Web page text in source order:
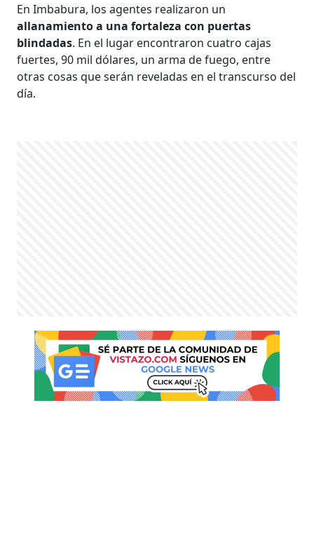
En Imbabura, los agentes realizaron un
allanamiento a una fortaleza con puertas
blindadas. En el lugar encontraron cuatro cajas
fuertes, 90 mil dólares, un arma de fuego, entre
otras cosas que serán reveladas en el transcurso del
día.